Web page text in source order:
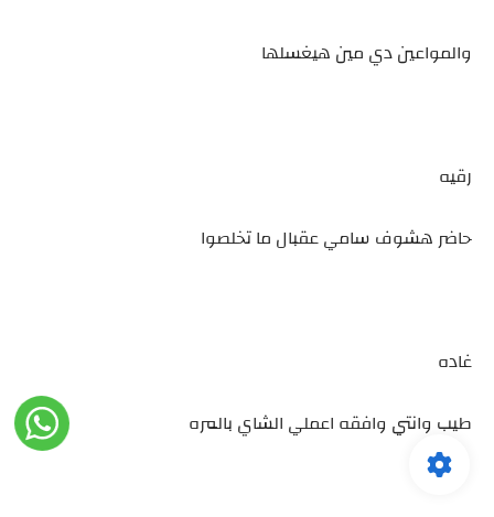
والمواعين دي مين هيغسلها
رقيه
حاضر هشوف سامي عقبال ما تخلصوا
غاده
طيب وانتي وافقه اعملي الشاي بالمره